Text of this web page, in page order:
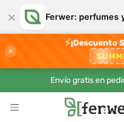
× Ferwer: perfumes
×
⚡¡Descuento
Envío gratis en